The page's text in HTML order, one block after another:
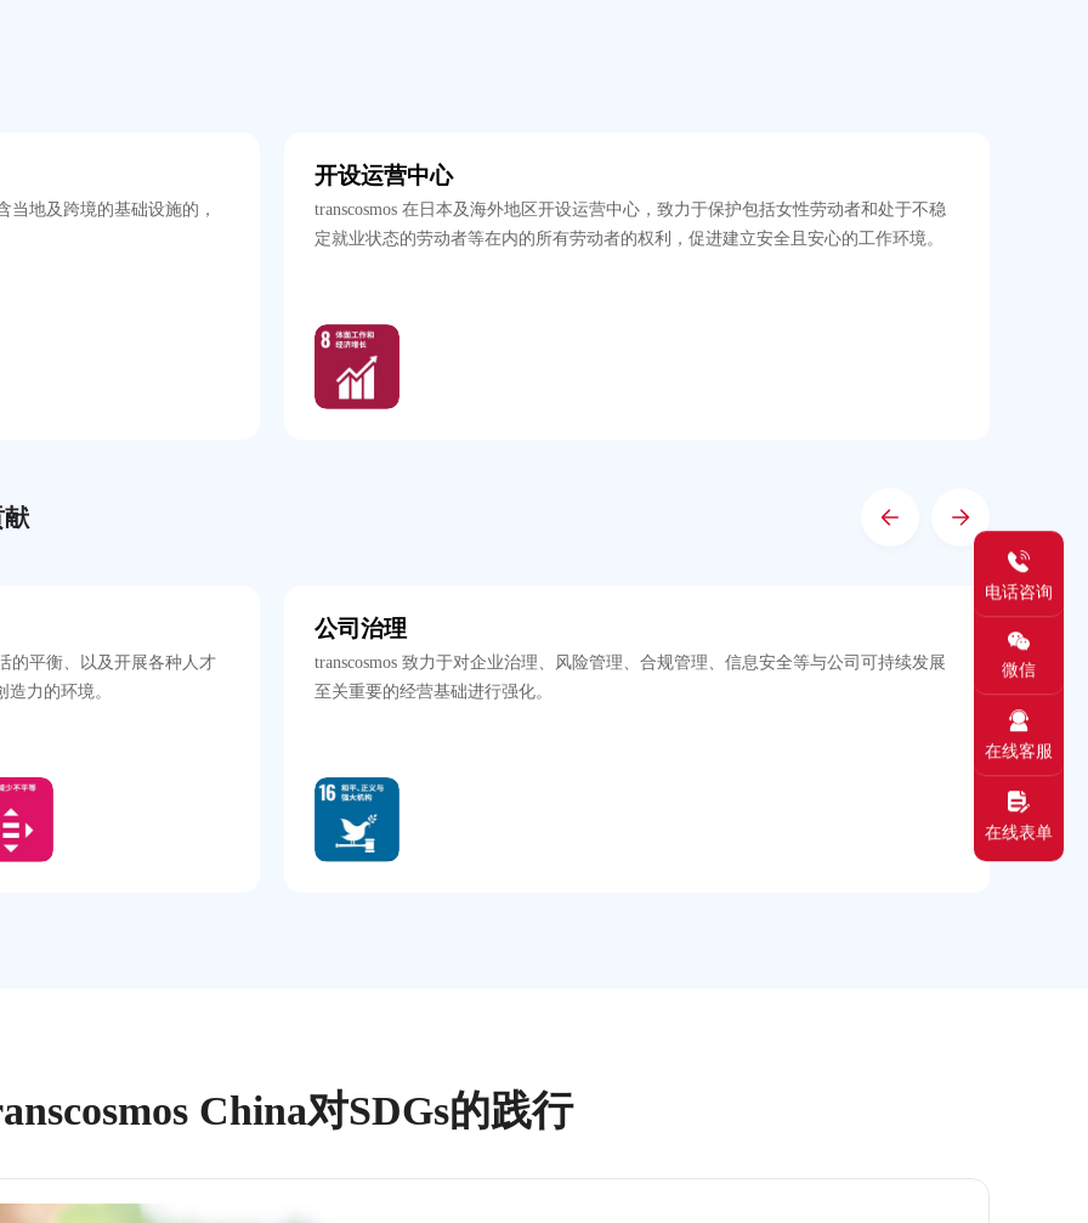
当地及跨境的基础设施的，
开设运营中心
transcosmos 在日本及海外地区开设运营中心，致力于保护包括女性劳动者和处于不稳
定就业状态的劳动者等在内的所有劳动者的权利，促进建立安全且安心的工作环境。
的平衡、以及开展各种人才
力的环境。
公司治理
transcosmos 致力于对企业治理、风险管理、合规管理、信息安全等与公司可持续发展
至关重要的经营基础进行强化。
重任
China对SDGs的践行
电话咨询
微信
在线客服
在线表单